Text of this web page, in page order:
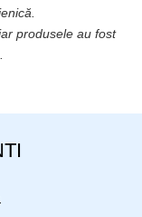
produsele au fost